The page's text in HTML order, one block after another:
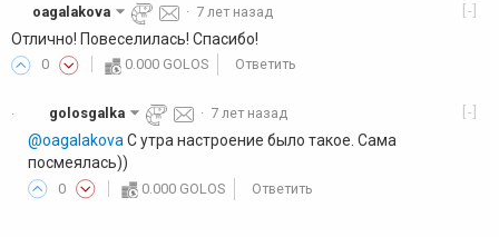
[-]
oagalakova · 7 лет назад
Отлично! Повеселилась! Спасибо!
0 0.000 GOLOS Ответить
· [-]
golosgalka · 7 лет назад
@oagalakovaС утра настроение было такое. Сама
посмеялась))
0 0.000 GOLOS Ответить